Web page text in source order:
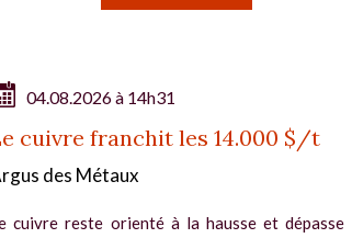
04.08.2026 à 14h31
cuivre franchit les 14.000 $/t
des Métaux
cuivre reste orienté à la hausse et dépasse